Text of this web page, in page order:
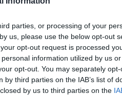
parties, or processing of your
us, please use the below opt-out
opt-out request is processed
information utilized by us
opt-out. You may separately
third parties on the IAB’s list of
by us to third parties on the
Ο Θωμάς Στρακόσα έκανε
το έργο της Ένωσης.